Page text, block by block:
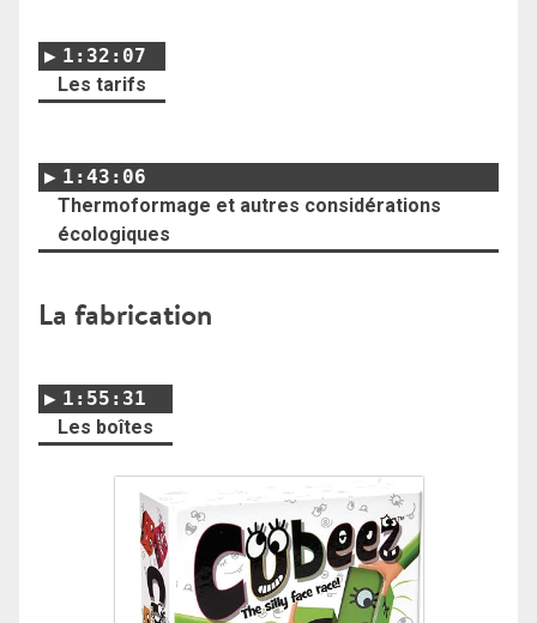
1:32:07
Les tarifs
1:43:06
Thermoformage et autres considérations
écologiques
La fabrication
1:55:31
Les boîtes